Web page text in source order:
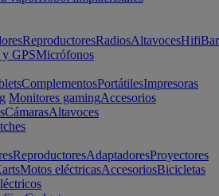
ReproductoresRadiosAltavocesHifi
GPSMicrófonos
ComplementosPortátilesImpresoras
Monitores gamingAccesorios
CámarasAltavoces
ReproductoresAdaptadoresProyectores
Motos eléctricasAccesoriosBicicletas